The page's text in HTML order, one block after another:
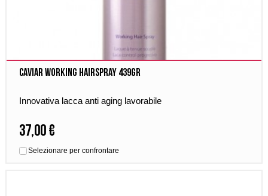
Caviar Working Hairspray 439gr
Innovativa lacca anti aging lavorabile
37,00 €
Selezionare per confrontare